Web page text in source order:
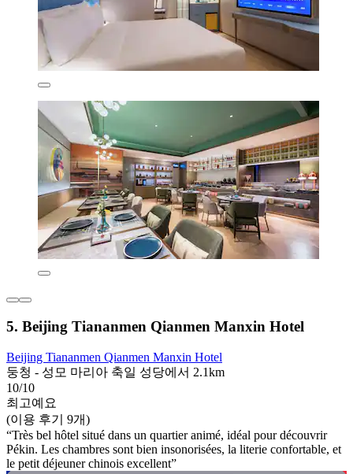
5. Beijing Tiananmen Qianmen Manxin Hotel
Beijing Tiananmen Qianmen Manxin Hotel
둥청 - 성모 마리아 축일 성당에서 2.1km
10/10
최고예요
(이용 후기 9개)
“Très bel hôtel situé dans un quartier animé, idéal pour découvrir
Pékin. Les chambres sont bien insonorisées, la literie confortable, et
le petit déjeuner chinois excellent”